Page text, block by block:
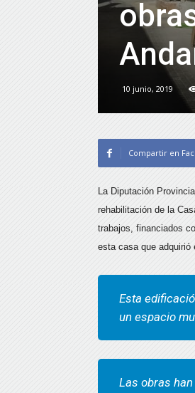
10 junio, 2019
Compartir en
La Diputación
rehabilitación de la
trabajos, financiados
esta casa que adquirió
Esta
un espacio
Las obras